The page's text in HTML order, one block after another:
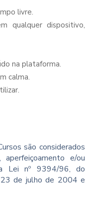
livre.
qualquer dispositivo,
na plataforma.
calma.
são considerados
e/ou
Lei nº 9394/96, do
de julho de 2004 e